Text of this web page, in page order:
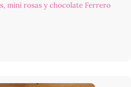
mini rosas y chocolate Ferrero